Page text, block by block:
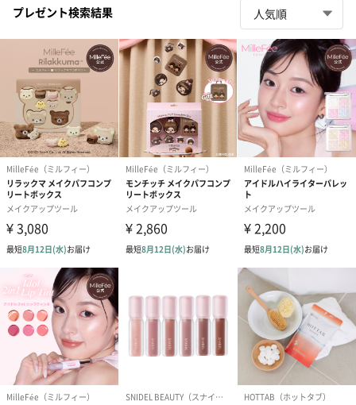
プレゼント検索結果